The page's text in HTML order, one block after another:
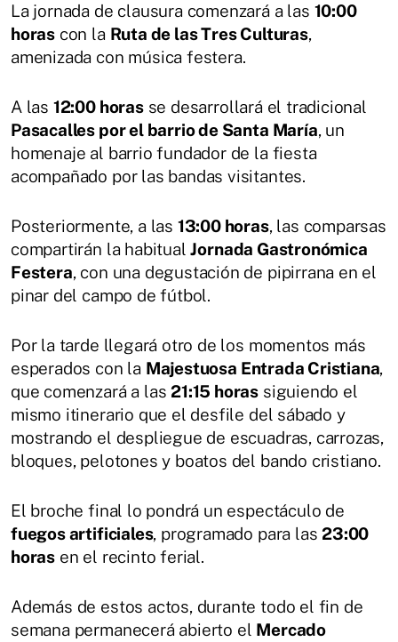
La jornada de clausura comenzará a las 10:00
horas con la Ruta de las Tres Culturas,
amenizada con música festera.
A las 12:00 horasse desarrollará el tradicional
Pasacalles por el barrio de Santa María, un
homenaje al barrio fundador de la fiesta
acompañado por las bandas visitantes.
Posteriormente, a las 13:00 horas, las comparsas
compartirán la habitualJornada Gastronómica
Festera, con una degustación de pipirrana en el
pinar del campo de fútbol.
Por la tarde llegará otro de los momentos más
esperados con la Majestuosa Entrada Cristiana,
que comenzará a las21:15 horas siguiendo el
mismo itinerario que el desfile del sábado y
mostrando el despliegue de escuadras, carrozas,
bloques, pelotones y boatos del bando cristiano.
El broche final lo pondrá un espectáculo de
fuegos artificiales, programado para las23:00
horas en el recinto ferial.
Además de estos actos, durante todo el fin de
semana permanecerá abierto el Mercado